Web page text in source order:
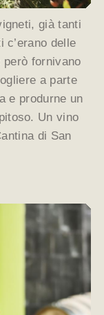
già tanti
c’erano delle
fornivano
a parte
e produrne un
Un vino
di San